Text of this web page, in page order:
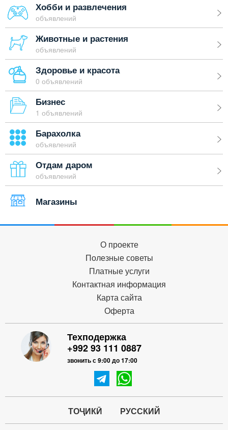
Хобби и развлечения
объявлений
Животные и растения
объявлений
Здоровье и красота
0 объявлений
Бизнес
1 объявлений
Барахолка
объявлений
Отдам даром
объявлений
Магазины
О проекте
Полезные советы
Платные услуги
Контактная информация
Карта сайта
Оферта
Техподержка
+992 93 111 0887
звонить с 9:00 до 17:00
ТОҶИКӢ РУССКИЙ